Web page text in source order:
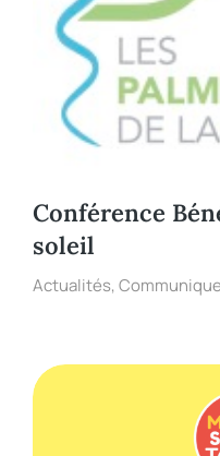
Conférence
soleil
Actualités,